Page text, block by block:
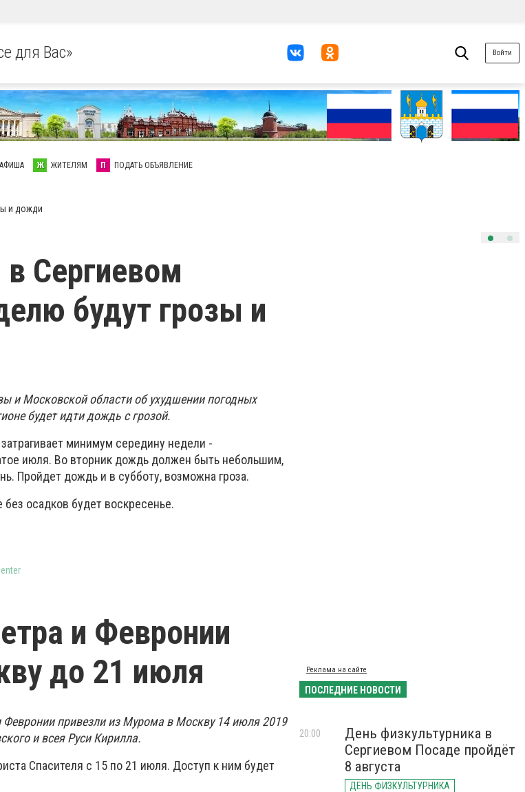
для Вас» Войти
АФИША Ж ЖИТЕЛЯМ П ПОДАТЬ ОБЪЯВЛЕНИЕ
и дожди
Сергиевом
будут грозы и
и Московской области об ухудшении погодных
будет идти дождь с грозой.
минимум середину недели -
июля. Во вторник дождь должен быть небольшим,
Пройдет дождь и в субботу, возможна гроза.
осадков будет воскресенье.
и Февронии
до 21 июля
привезли из Мурома в Москву 14 июля 2019
и всея Руси Кирилла.
Спасителя с 15 по 21 июля. Доступ к ним будет
Реклама на сайте
ПОСЛЕДНИЕ НОВОСТИ
День физкультурника в
Сергиевом Посаде пройдёт
8 августа
ДЕНЬ ФИЗКУЛЬТУРНИКА
20:00